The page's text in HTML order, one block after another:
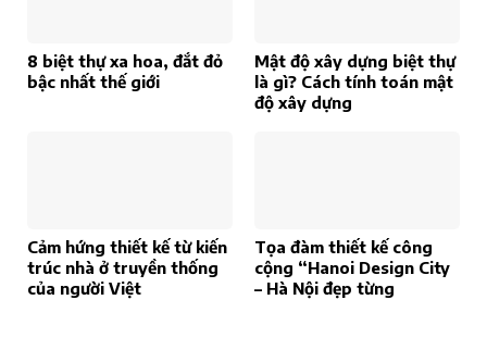
8 biệt thự xa hoa, đắt đỏ
bậc nhất thế giới
Mật độ xây dựng biệt thự
là gì? Cách tính toán mật
độ xây dựng
Cảm hứng thiết kế từ kiến
trúc nhà ở truyền thống
của người Việt
Tọa đàm thiết kế công
cộng “Hanoi Design City
– Hà Nội đẹp từng